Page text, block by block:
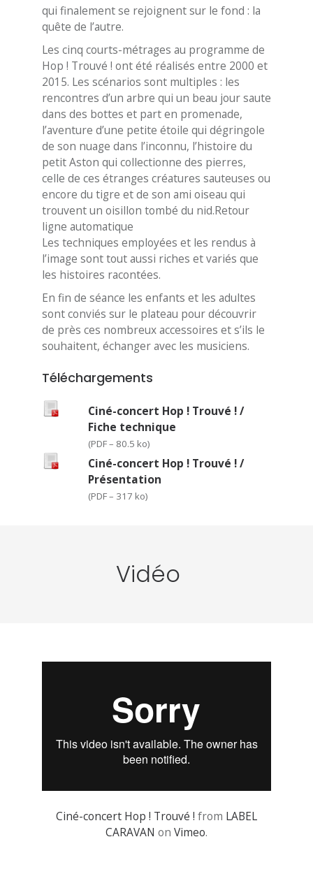
qui finalement se rejoignent sur le fond : la
quête de l’autre.
Les cinq courts-métrages au programme de
Hop ! Trouvé ! ont été réalisés entre 2000 et
2015. Les scénarios sont multiples : les
rencontres d’un arbre qui un beau jour saute
dans des bottes et part en promenade,
l’aventure d’une petite étoile qui dégringole
de son nuage dans l’inconnu, l’histoire du
petit Aston qui collectionne des pierres,
celle de ces étranges créatures sauteuses ou
encore du tigre et de son ami oiseau qui
trouvent un oisillon tombé du nid.Retour
ligne automatique
Les techniques employées et les rendus à
l’image sont tout aussi riches et variés que
les histoires racontées.
En fin de séance les enfants et les adultes
sont conviés sur le plateau pour découvrir
de près ces nombreux accessoires et s’ils le
souhaitent, échanger avec les musiciens.
Téléchargements
Ciné-concert Hop ! Trouvé ! /
Fiche technique
(PDF – 80.5 ko)
Ciné-concert Hop ! Trouvé ! /
Présentation
(PDF – 317 ko)
Vidéo
Ciné-concert Hop ! Trouvé ! from LABEL
CARAVAN on Vimeo.